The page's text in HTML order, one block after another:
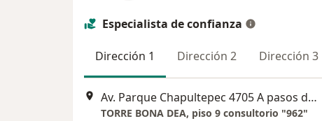
Especialista de confianza
Dirección 1 Dirección 2 Dirección 3
Av. Parque Chapultepec 4705 A pasos del Centro de Negocios, San Luis Potosi
TORRE BONA DEA, piso 9 consultorio "962"